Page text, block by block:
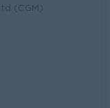
(CGM)